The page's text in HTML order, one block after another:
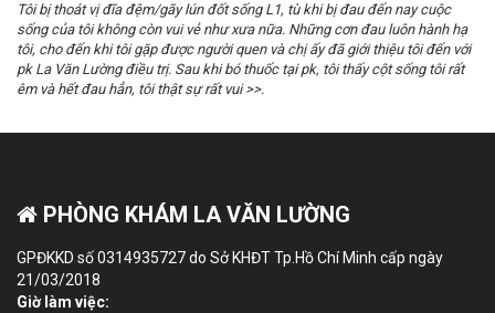
Tôi bị thoát vị đĩa đệm/gãy lún đốt sống L1, tù khi bị đau đến nay cuộc
sống của tôi không còn vui vẻ như xưa nữa. Những cơn đau luôn hành hạ
tôi, cho đến khi tôi gặp được người quen và chị ấy đã giới thiệu tôi đến với
pk La Văn Lường điều trị. Sau khi bó thuốc tại pk, tôi thấy cột sống tôi rất
êm và hết đau hẳn, tôi thật sự rất vui >>.
PHÒNG KHÁM LA VĂN LƯỜNG
GPĐKKD số 0314935727 do Sở KHĐT Tp.Hồ Chí Minh cấp ngày
21/03/2018
Giờ làm việc: